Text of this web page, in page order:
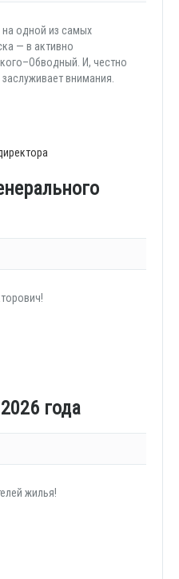
одной из самых
— в активно
И, честно
внимания.
года
жилья!